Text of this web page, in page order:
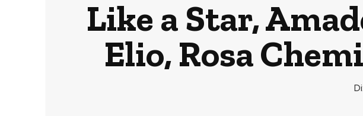
Like a Star,
Elio, Rosa
Di: